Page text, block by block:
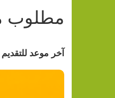
مطلوب
آخر موعد للتقديم هو